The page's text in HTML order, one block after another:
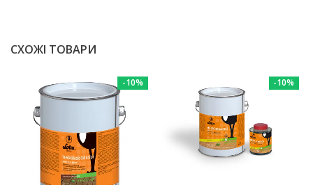
СХОЖІ ТОВАРИ
-10% -10%